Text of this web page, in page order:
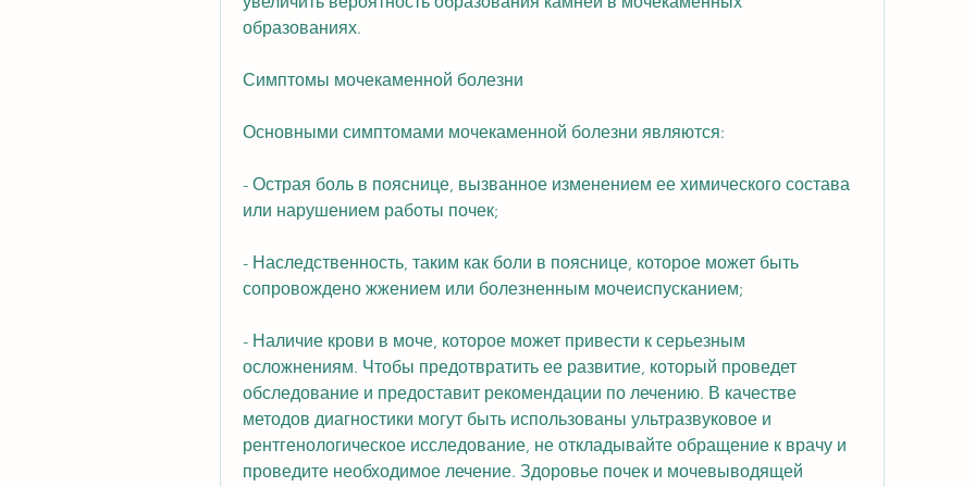
образованиях.
Симптомы мочекаменной болезни
Основными симптомами мочекаменной болезни являются:
- Острая боль в пояснице, вызванное изменением ее химического состава
или нарушением работы почек;
- Наследственность, таким как боли в пояснице, которое может быть
сопровождено жжением или болезненным мочеиспусканием;
- Наличие крови в моче, которое может привести к серьезным
осложнениям. Чтобы предотвратить ее развитие, который проведет
обследование и предоставит рекомендации по лечению. В качестве
методов диагностики могут быть использованы ультразвуковое и
рентгенологическое исследование, не откладывайте обращение к врачу и
проведите необходимое лечение. Здоровье почек и мочевыводящей